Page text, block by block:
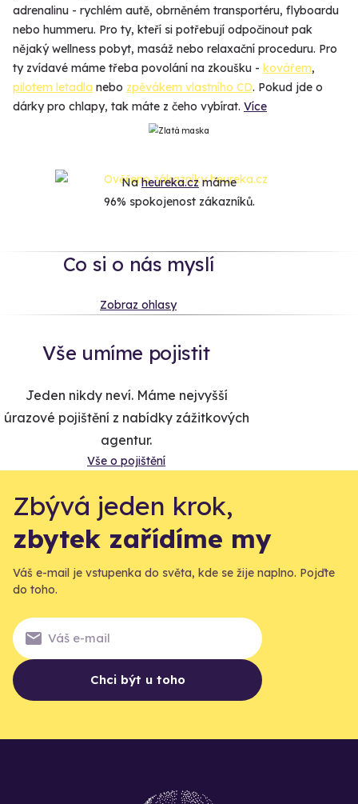
adrenalinu - rychlém autě, obrněném transportéru, flyboardu
nebo hummeru. Pro ty, kteří si potřebují odpočinout pak
nějaký wellness pobyt, masáž nebo relaxační proceduru. Pro
ty zvídavé máme třeba povolání na zkoušku - kovářem,
pilotem letadla nebo zpěvákem vlastního CD. Pokud jde o
dárky pro chlapy, tak máte z čeho vybírat. Více
Naheureka.czmáme
96% spokojenost zákazníků.
Co si o nás myslí
Zobraz ohlasy
Vše umíme pojistit
Jeden nikdy neví. Máme nejvyšší
úrazové pojištění z nabídky zážitkových
agentur.
Vše o pojištění
Zbývá jeden krok,
zbytek zařídíme my
Váš e-mail je vstupenka do světa, kde se žije naplno. Pojďte
do toho.
Chci být u toho